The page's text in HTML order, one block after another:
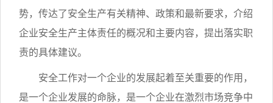
势，传达了安全生产有关精神、政策和最新要求，介绍
企业安全生产主体责任的概况和主要内容，提出落实职
责的具体建议。
安全工作对一个企业的发展起着至关重要的作用，
是一个企业发展的命脉，是一个企业在激烈市场竞争中